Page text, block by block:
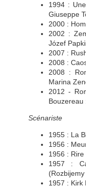
1994 :
Giuseppe
2000 :
2002 :
Józef
2007 :
2008 :
2008 :
Marina
2012 -
Bouzereau
Scénariste
1955 : La
1956 :
1956 :
1957 :
1957 : Kirk